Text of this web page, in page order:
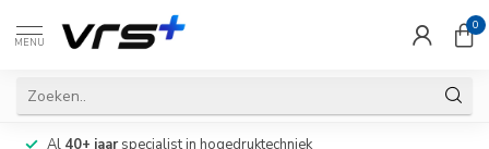
MENU
0
Al 40+ jaarspecialist in hogedruktechniek